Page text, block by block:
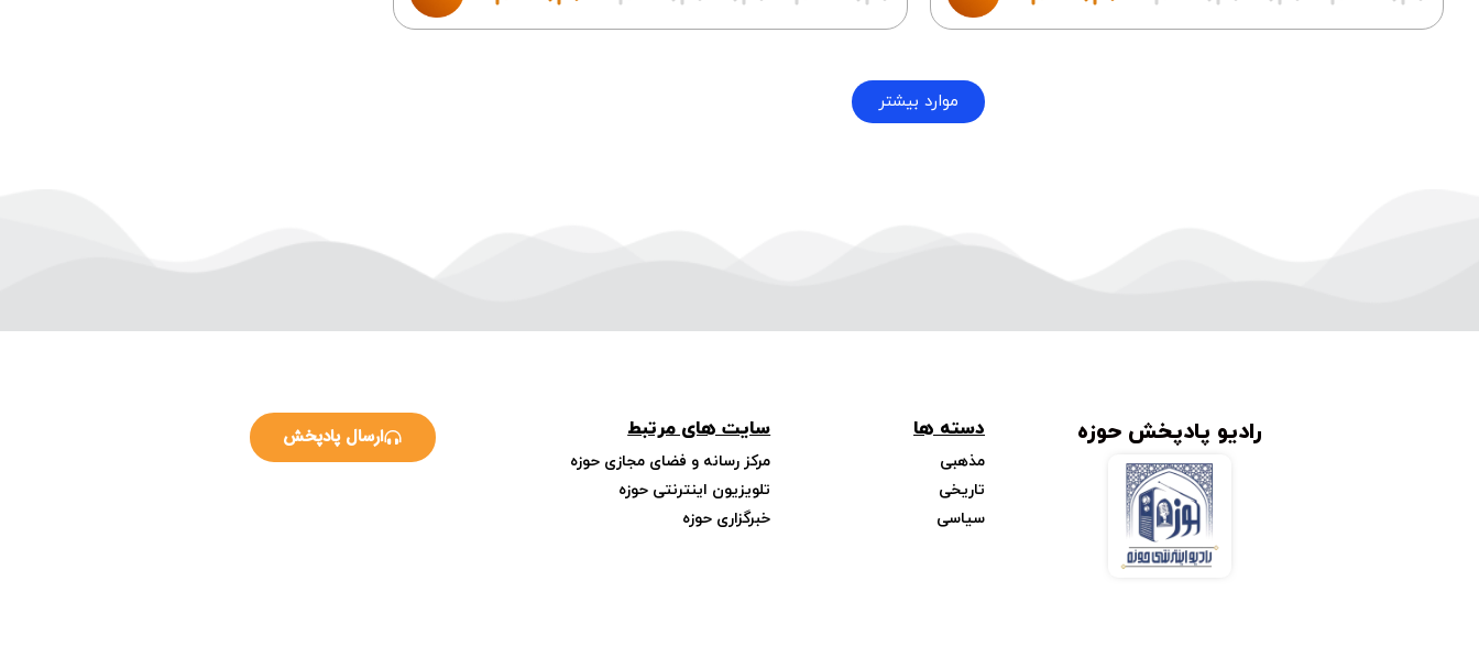
موارد بیشتر
رادیو پادپخش حوزه دسته ها
مذهبی
تاریخی
سیاسی
سایت های مرتبط
مرکز رسانه و فضای مجازی حوزه
تلویزیون اینترنتی حوزه
خبرگزاری حوزه
ارسال پادپخش